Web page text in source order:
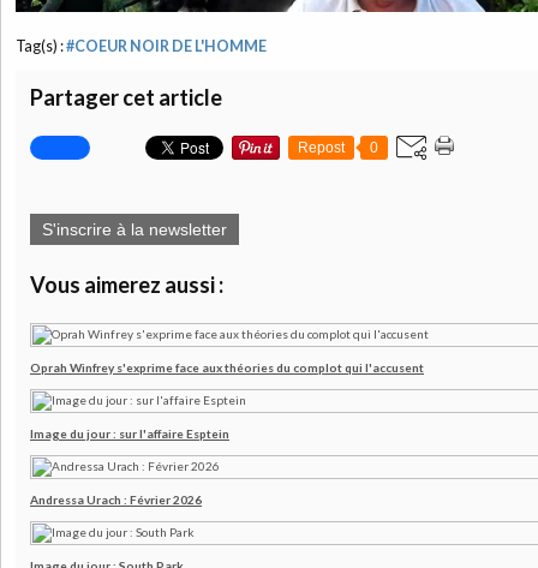
Tag(s) :#COEUR NOIR DE L'HOMME
Partager cet article
Repost 0
S'inscrire à la newsletter
Vous aimerez aussi :
Oprah Winfrey s'exprime face aux théories du complot qui l'accusent
Image du jour : sur l'affaire Esptein
Andressa Urach : Février 2026